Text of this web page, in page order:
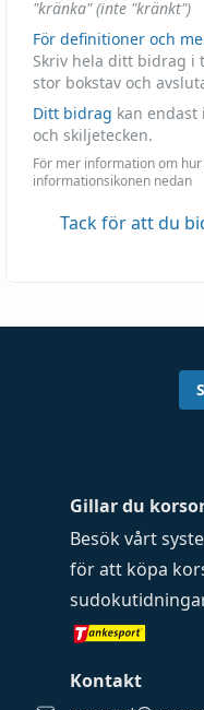
"kränka" (inte "kränkt")
För definitioner och
Skriv hela ditt bidrag i
stor bokstav och
Ditt bidrag kan endast
och skiljetecken.
För mer information om
informationsikonen nedan
Tack för att du
Gillar du
Besök vårt
för att köpa
sudokutidningar
Kontakt